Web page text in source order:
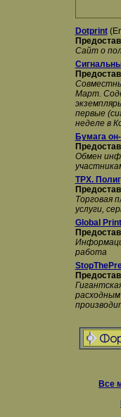
Dotprint
Сайт о
Март.
первые
неделе в
Бумага
Обмен
TPX.
Торговая
услуги,
Global Print
работа
Все